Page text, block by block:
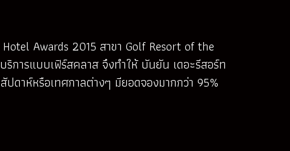
Awards 2015 สาขา Golf Resort of the
การแบบเฟิร์สคลาส จึงทำให้ บันยัน เดอะรีสอร์ท
ดาห์หรือเทศกาลต่างๆ มียอดจองมากกว่า 95%